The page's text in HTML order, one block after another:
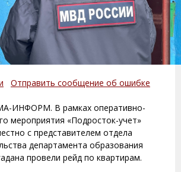
Отправить сообщение об ошибке
ИНФОРМ. В рамках оперативно-
мероприятия «Подросток-учет»
с представителем отдела
департамента образования
провели рейд по квартирам.